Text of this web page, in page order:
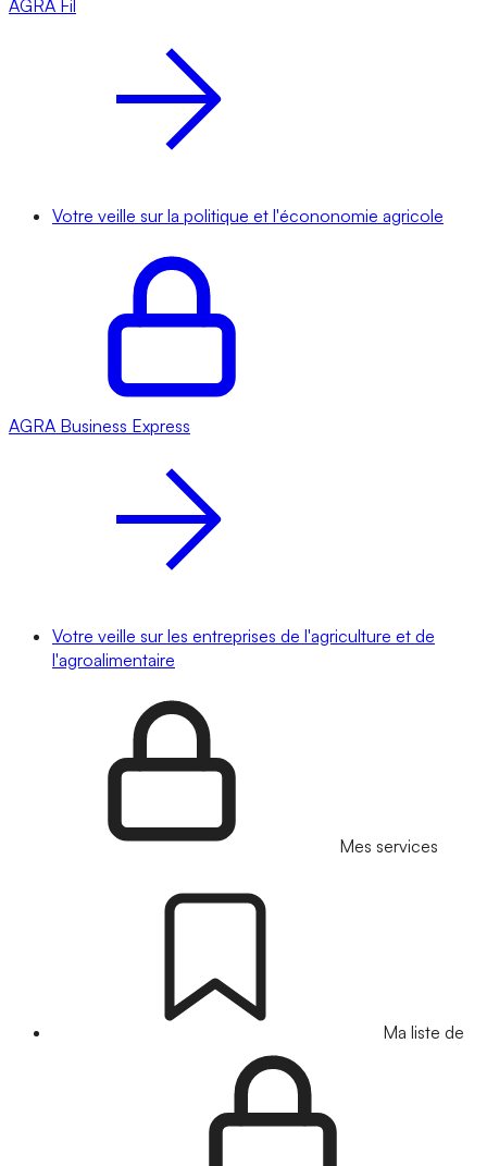
AGRA Fil
Votre veille sur la politique et l'écononomie agricole
AGRA Business Express
Votre veille sur les entreprises de l'agriculture et de
l'agroalimentaire
Mes services
Ma liste de